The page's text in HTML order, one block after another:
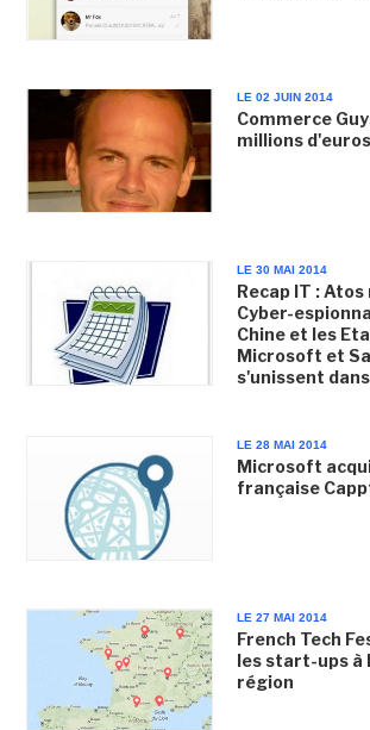
LE 02 JUIN 2014
Commerce
millions d'euros
LE 30 MAI 2014
Recap IT :
Cyber-
Chine et les
Microsoft et
s'unissent
LE 28 MAI 2014
Microsoft
française
LE 27 MAI 2014
French Tech
les start-ups à
région